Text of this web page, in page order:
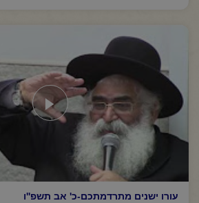
עורו ישנים מתרדמתכם-כ' אב תשפ''ו